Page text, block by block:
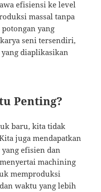
efisiensi ke level
massal tanpa
yang
seni tersendiri,
diaplikasikan
Penting?
baru, kita tidak
juga mendapatkan
efisien dan
machining
memproduksi
waktu yang lebih